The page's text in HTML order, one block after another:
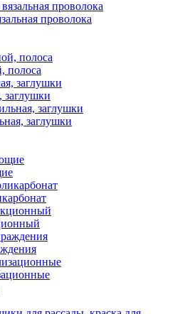
проволока
полоса
заглушки
заглушки